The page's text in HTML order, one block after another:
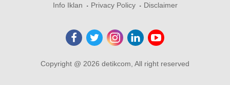
Info Iklan
Privacy Policy Disclaimer
Copyright @ 2026 detikcom, All right reserved